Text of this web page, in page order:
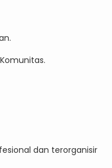
dan terorganisir